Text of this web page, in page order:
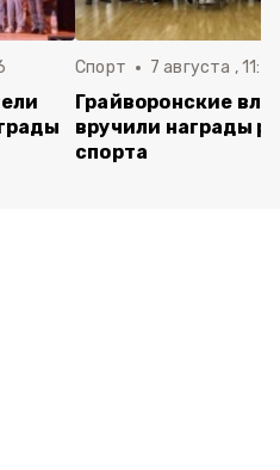
Спорт 7 августа ,
Грайворонские
вручили награды
спорта